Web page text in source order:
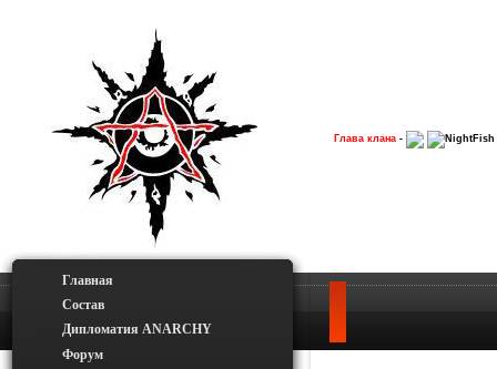
Глава клана - NightFish
Главная
Состав
Дипломатия ANARCHY
Форум